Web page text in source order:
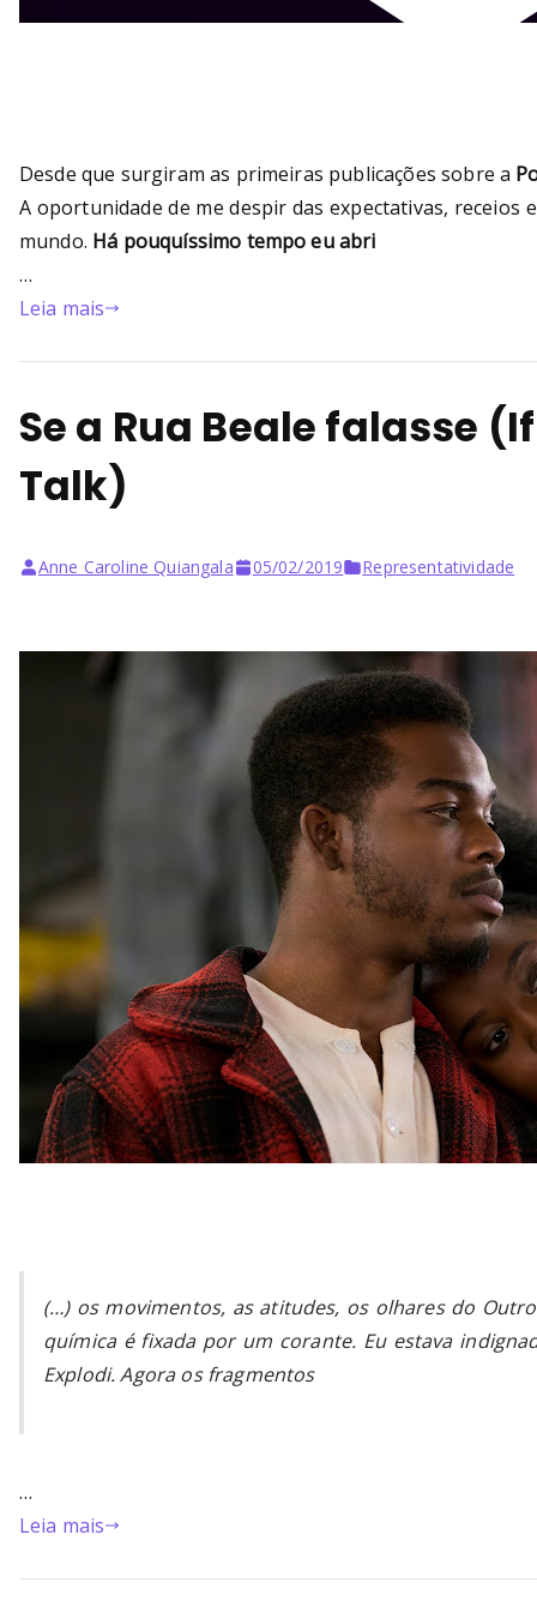
Desde que surgiram as primeiras publicações sobre a
A oportunidade de me despir das expectativas, receios
mundo. Há pouquíssimo tempo eu abri
…
Leia mais
Se a Rua Beale falasse
Talk)
Anne Caroline Quiangala 05/02/2019 Representatividade
(…) os movimentos, as atitudes, os olhares do
química é fixada por um corante. Eu estava
Explodi. Agora os fragmentos
…
Leia mais